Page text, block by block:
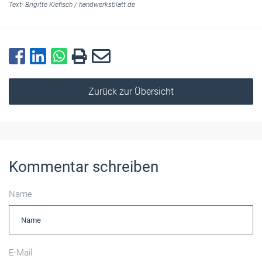
Text: Brigitte Klefisch / handwerksblatt.de
Zurück zur Übersicht
Kommentar schreiben
Name
E-Mail